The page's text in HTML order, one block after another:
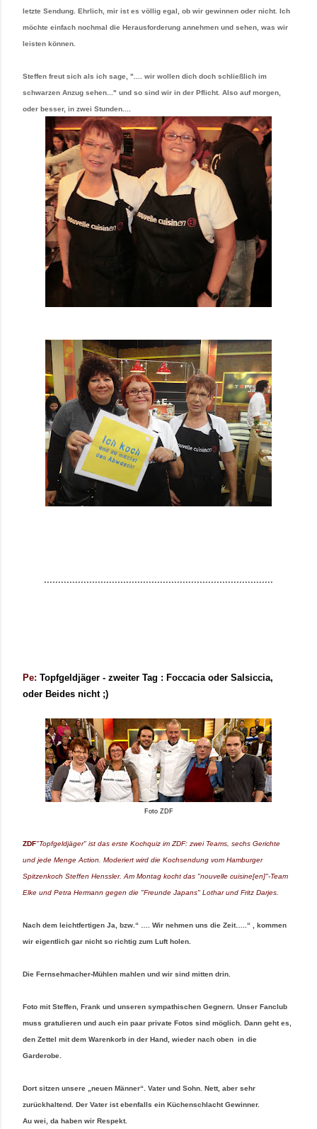
letzte Sendung. Ehrlich, mir ist es völlig egal, ob wir gewinnen oder nicht. Ich
möchte einfach nochmal die Herausforderung annehmen und sehen, was wir
leisten können.
Steffen freut sich als ich sage, ".... wir wollen dich doch schließlich im
schwarzen Anzug sehen..." und so sind wir in der Pflicht. Also auf morgen,
oder besser, in zwei Stunden....
.................................................................................
Pe: Topfgeldjäger - zweiter Tag : Foccacia oder Salsiccia,
oder Beides nicht ;)
Foto ZDF
ZDF"Topfgeldjäger" ist das erste Kochquiz im ZDF: zwei Teams, sechs Gerichte
und jede Menge Action. Moderiert wird die Kochsendung vom Hamburger
Spitzenkoch Steffen Henssler. Am Montag kocht das "nouvelle cuisine[en]"-Team
Elke und Petra Hermann gegen die "Freunde Japans" Lothar und Fritz Darjes.
Nach dem leichtfertigen Ja, bzw.“ …. Wir nehmen uns die Zeit…..“ , kommen
wir eigentlich gar nicht so richtig zum Luft holen.
Die Fernsehmacher-Mühlen mahlen und wir sind mitten drin.
Foto mit Steffen, Frank und unseren sympathischen Gegnern. Unser Fanclub
muss gratulieren und auch ein paar private Fotos sind möglich. Dann geht es,
den Zettel mit dem Warenkorb in der Hand, wieder nach oben in die
Garderobe.
Dort sitzen unsere „neuen Männer“. Vater und Sohn. Nett, aber sehr
zurückhaltend. Der Vater ist ebenfalls ein Küchenschlacht Gewinner.
Au wei, da haben wir Respekt.